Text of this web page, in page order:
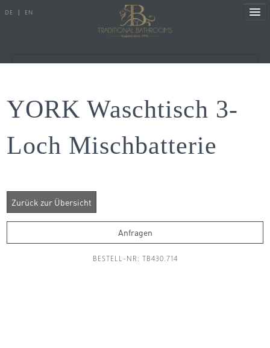
DE | EN
Duscharmaturen
Duschen
YORK Waschtisch 3-
Loch Mischbatterie
Anfragen
BESTELL-NR: TB430.714